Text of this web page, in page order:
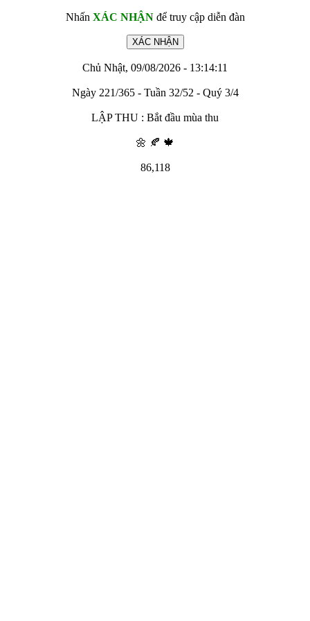
Nhấn XÁC NHẬNđể truy cập diễn đàn
Chủ Nhật, 09/08/2026 - 13:14:11
Ngày 221/365 - Tuần 32/52 - Quý 3/4
LẬP THU : Bắt đầu mùa thu
🌼 🍂 🍁
86,118